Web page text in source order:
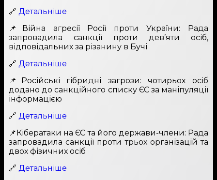
🔗 Детальніше
📌Війна агресії Росії проти України: Рада
запровадила санкції проти дев’яти осіб,
відповідальних за різанину в Бучі
🔗 Детальніше
📌Російські гібридні загрози: чотирьох осіб
додано до санкційного списку ЄС за маніпуляції
інформацією
🔗 Детальніше
📌Кібератаки на ЄС та його держави-члени: Рада
запровадила санкції проти трьох організацій та
двох фізичних осіб
🔗 Детальніше